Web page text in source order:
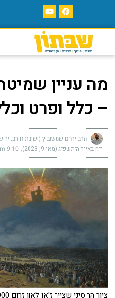
מה עניין
– כלל ופרט
הרב ירחם שמשוביץ (ישיבת חורב,
י״ח באייר ה׳תשפ״ג (מאי 9, 2023) 9:10 am
ציור הר סיני שצייר ז'אן לאון זרום 1895-1900 מתוך ויקיפדיה